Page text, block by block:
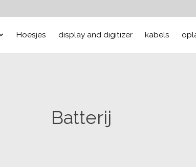
Hoesjes display and digitizer kabels
Batterij